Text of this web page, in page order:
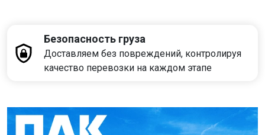
Безопасность груза
Доставляем без повреждений, контролируя
качество перевозки на каждом этапе